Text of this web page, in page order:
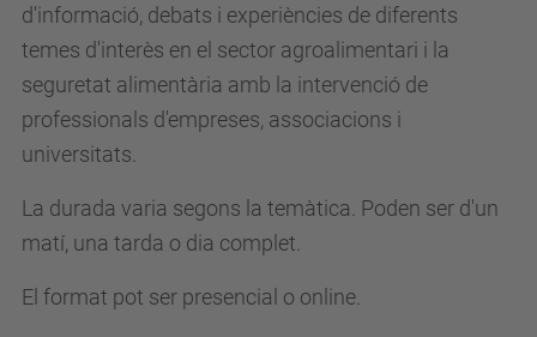
d'informació, debats i experiències de diferents
temes d'interès en el sector agroalimentari i la
seguretat alimentària amb la intervenció de
professionals d'empreses, associacions i
universitats.
La durada varia segons la temàtica. Poden ser d'un
matí, una tarda o dia complet.
El format pot ser presencial o online.